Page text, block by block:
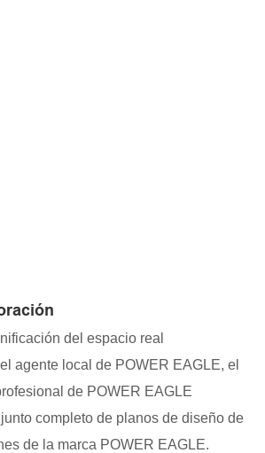
del espacio real
agente local de POWER EAGLE, el
de POWER EAGLE
completo de planos de diseño de
de la marca POWER EAGLE.